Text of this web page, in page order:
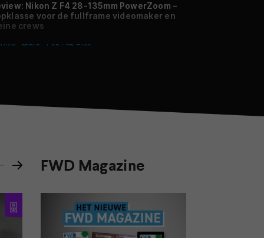
Nikon Z F4 28-135mm PowerZoom –
voor de fullframe videomaker en
crews
BEELD LCD LED TV'S
engerdsbril naar statussymbool: de
Perlisten S4b & D3is – Op de wijze
Perlisten
EN ADVIES ENTERTAINMENT
FILMS EN SERIES
JULI 2026
#31 – Sinners, Fúria en meer
FWD Magazine